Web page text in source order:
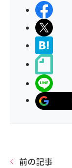
前の記事